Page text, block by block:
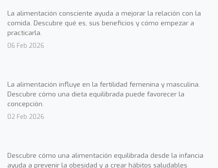
La alimentación consciente ayuda a mejorar la relación con la
comida. Descubre qué es, sus beneficios y cómo empezar a
practicarla.
06 Feb 2026
La alimentación influye en la fertilidad femenina y masculina.
Descubre cómo una dieta equilibrada puede favorecer la
concepción.
02 Feb 2026
Descubre cómo una alimentación equilibrada desde la infancia
ayuda a prevenir la obesidad y a crear hábitos saludables